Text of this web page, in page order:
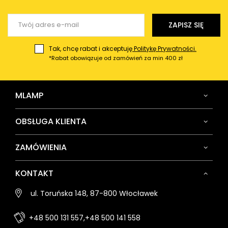
ZAPISZ SIĘ
Tak, chcę rabat i akceptujęPolitykę Prywatności.
*Rabat obowiązuje od zamówień za min 400 zł
MLAMP
OBSŁUGA KLIENTA
ZAMÓWIENIA
KONTAKT
ul. Toruńska 148, 87-800 Włocławek
+48 500 131 557,+48 500 141 558